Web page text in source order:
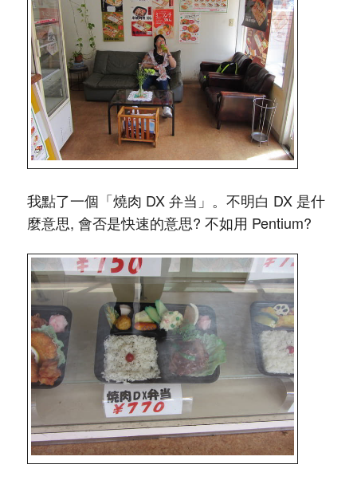
我點了一個「燒肉 DX 弁当」。不明白 DX 是什
麼意思, 會否是快速的意思? 不如用 Pentium?